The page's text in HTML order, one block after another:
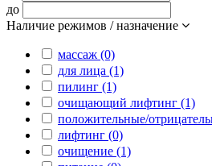
до
Наличие режимов / назначение
массаж (0)
для лица (1)
пилинг (1)
очищающий лифтинг (1)
положительные/
лифтинг (0)
очищение (1)